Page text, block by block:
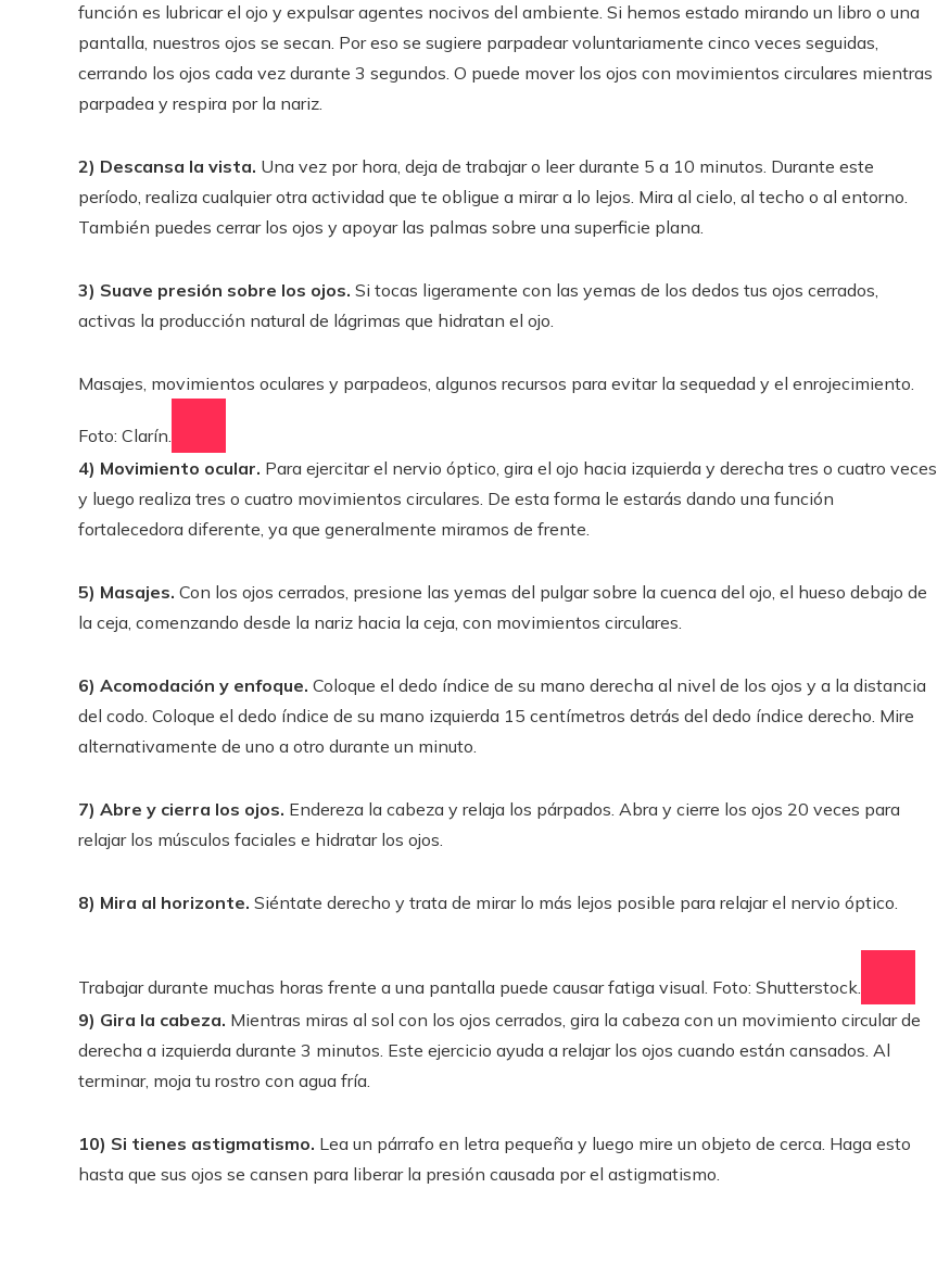
función es lubricar el ojo y expulsar agentes nocivos del ambiente. Si hemos estado mirando un libro o una
pantalla, nuestros ojos se secan. Por eso se sugiere parpadear voluntariamente cinco veces seguidas,
cerrando los ojos cada vez durante 3 segundos. O puede mover los ojos con movimientos circulares mientras
parpadea y respira por la nariz.
2) Descansa la vista. Una vez por hora, deja de trabajar o leer durante 5 a 10 minutos. Durante este
período, realiza cualquier otra actividad que te obligue a mirar a lo lejos. Mira al cielo, al techo o al entorno.
También puedes cerrar los ojos y apoyar las palmas sobre una superficie plana.
3) Suave presión sobre los ojos. Si tocas ligeramente con las yemas de los dedos tus ojos cerrados,
activas la producción natural de lágrimas que hidratan el ojo.
Masajes, movimientos oculares y parpadeos, algunos recursos para evitar la sequedad y el enrojecimiento.
Foto: Clarín.
4) Movimiento ocular. Para ejercitar el nervio óptico, gira el ojo hacia izquierda y derecha tres o cuatro veces
y luego realiza tres o cuatro movimientos circulares. De esta forma le estarás dando una función
fortalecedora diferente, ya que generalmente miramos de frente.
5) Masajes. Con los ojos cerrados, presione las yemas del pulgar sobre la cuenca del ojo, el hueso debajo de
la ceja, comenzando desde la nariz hacia la ceja, con movimientos circulares.
6) Acomodación y enfoque. Coloque el dedo índice de su mano derecha al nivel de los ojos y a la distancia
del codo. Coloque el dedo índice de su mano izquierda 15 centímetros detrás del dedo índice derecho. Mire
alternativamente de uno a otro durante un minuto.
7) Abre y cierra los ojos. Endereza la cabeza y relaja los párpados. Abra y cierre los ojos 20 veces para
relajar los músculos faciales e hidratar los ojos.
8) Mira al horizonte. Siéntate derecho y trata de mirar lo más lejos posible para relajar el nervio óptico.
Trabajar durante muchas horas frente a una pantalla puede causar fatiga visual. Foto: Shutterstock.
9) Gira la cabeza. Mientras miras al sol con los ojos cerrados, gira la cabeza con un movimiento circular de
derecha a izquierda durante 3 minutos. Este ejercicio ayuda a relajar los ojos cuando están cansados. Al
terminar, moja tu rostro con agua fría.
10) Si tienes astigmatismo. Lea un párrafo en letra pequeña y luego mire un objeto de cerca. Haga esto
hasta que sus ojos se cansen para liberar la presión causada por el astigmatismo.